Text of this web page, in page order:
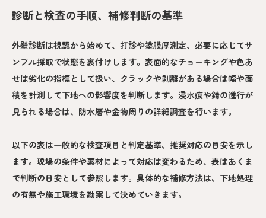
診断と検査の手順、補修判断の基準
外壁診断は視認から始めて、打診や塗膜厚測定、必要に応じてサ
ンプル採取で状態を裏付けします。表面的なチョーキングや色あ
せは劣化の指標として扱い、クラックや剥離がある場合は幅や面
積を計測して下地への影響度を判断します。浸水痕や錆の進行が
見られる場合は、防水層や金物周りの詳細調査を行います。
以下の表は一般的な検査項目と判定基準、推奨対応の目安を示し
ます。現場の条件や素材によって対応は変わるため、表はあくま
で判断の目安として参照します。具体的な補修方法は、下地処理
の有無や施工環境を勘案して決めていきます。